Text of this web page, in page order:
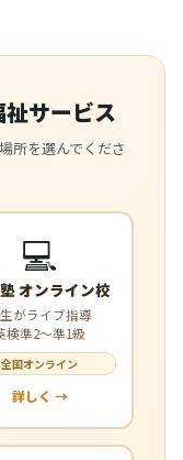
サービス
所を選んでくださ
💻
オンライン校
がライブ指導
検準2〜準1級
全国オンライン
詳しく →